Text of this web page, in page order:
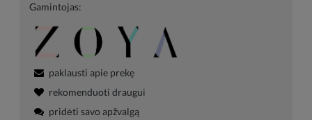
Gamintojas:
paklausti apie prekę
rekomenduoti draugui
pridėti savo apžvalgą